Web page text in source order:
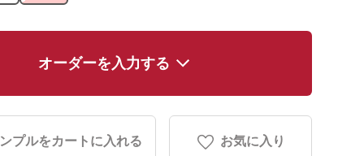
オーダーを入力する
プルをカートに入れる お気に入り